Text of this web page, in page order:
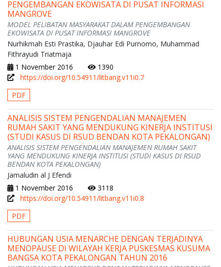
PENGEMBANGAN EKOWISATA DI PUSAT INFORMASI
MANGROVE
MODEL PELIBATAN MASYARAKAT DALAM PENGEMBANGAN
EKOWISATA DI PUSAT INFORMASI MANGROVE
Nurhikmah Esti Prastika, Djauhar Edi Purnomo, Muhammad
Fithrayudi Triatmaja
1 November 2016
1390
https://doi.org/10.54911/litbang.v11i0.7
PDF
ANALISIS SISTEM PENGENDALIAN MANAJEMEN
RUMAH SAKIT YANG MENDUKUNG KINERJA INSTITUSI
(STUDI KASUS DI RSUD BENDAN KOTA PEKALONGAN)
ANALISIS SISTEM PENGENDALIAN MANAJEMEN RUMAH SAKIT
YANG MENDUKUNG KINERJA INSTITUSI (STUDI KASUS DI RSUD
BENDAN KOTA PEKALONGAN)
Jamaludin al J Efendi
1 November 2016
3118
https://doi.org/10.54911/litbang.v11i0.8
PDF
HUBUNGAN USIA MENARCHE DENGAN TERJADINYA
MENOPAUSE DI WILAYAH KERJA PUSKESMAS KUSUMA
BANGSA KOTA PEKALONGAN TAHUN 2016